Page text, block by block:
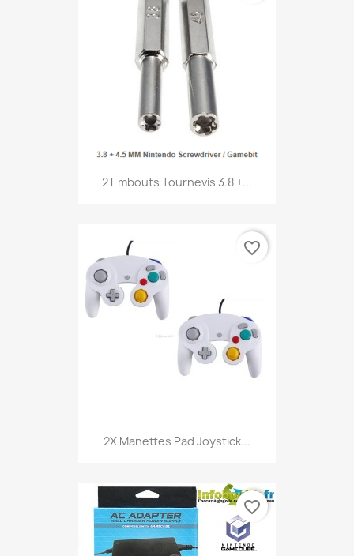
2 Embouts Tournevis 3.8 +...
2X Manettes Pad Joystick...
favorite_border
favorite_border